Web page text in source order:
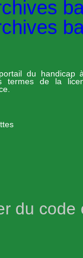
du handicap
termes de la
du